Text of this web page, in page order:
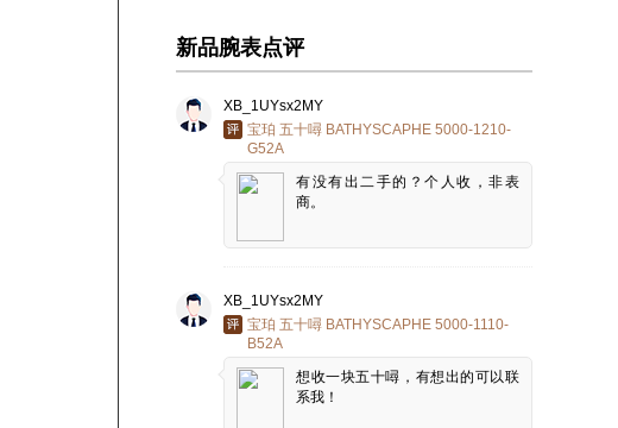
新品腕表点评
XB_1UYsx2MY
宝珀 五十噚 BATHYSCAPHE 5000-1210-
G52A
有没有出二手的？个人收，非表
商。
XB_1UYsx2MY
宝珀 五十噚 BATHYSCAPHE 5000-1110-
B52A
想收一块五十噚，有想出的可以联
系我！